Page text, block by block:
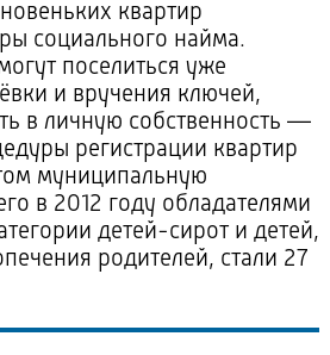
квартир
социального найма.
поселиться уже
и вручения ключей,
в личную собственность —
регистрации квартир
муниципальную
в 2012 году обладателями
детей-сироти детей,
родителей, стали 27